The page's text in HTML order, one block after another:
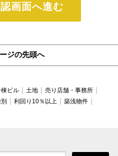
画面へ進む
ジの先頭へ
ビル 土地
売り店舗・事務所
利回り10％以上
築浅物件